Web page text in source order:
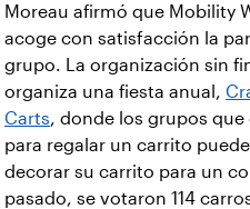
Moreau afirmó que Mobility
acoge con satisfacción la
grupo. La organización sin
organiza una fiesta anual,
Carts, donde los grupos que
para regalar un carrito
decorar su carrito para un
pasado, se votaron 114